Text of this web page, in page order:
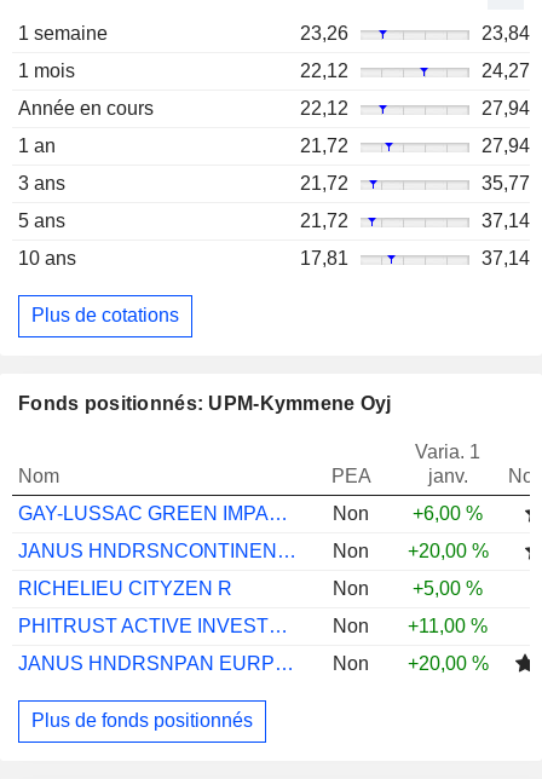
1 semaine 23,26
23,84
1 mois
22,12
24,27
Année en cours
22,12
27,94
1 an
21,72
27,94
3 ans
21,72
35,77
5 ans
21,72
37,14
10 ans
17,81 37,14
Plus de cotations
Fonds positionnés: UPM-Kymmene Oyj
Nom PEA
Varia. 1
janv.
GAY-LUSSAC GREEN IMPACT I
Non
+6,00 %
JANUS HNDRSNCONTINEN EURP A2 EUR
Non
+20,00 %
RICHELIEU CITYZEN R
Non
+5,00 %
PHITRUST ACTIVE INVESTORS EUROPE
Non
+11,00 %
JANUS HNDRSNPAN EURP I2 EUR
Non +20,00 %
Plus de fonds positionnés